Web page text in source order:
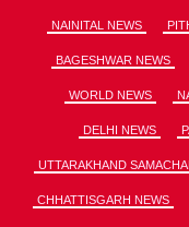
NAINITAL NEWS
BAGESHWAR NEWS
WORLD NEWS
DELHI NEWS
UTTARAKHAND
CHHATTISGARH NEWS